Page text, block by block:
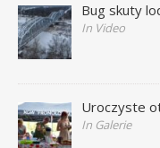
Bug skuty
In Video
Uroczyste
In Galerie